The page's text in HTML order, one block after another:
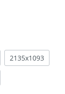
2135x1093